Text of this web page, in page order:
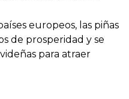
europeos, las piñas
de prosperidad y se
para atraer